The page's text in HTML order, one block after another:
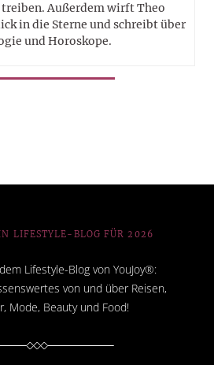
Außerdem wirft Theo
in die Sterne und schreibt über
und Horoskope.
LIFESTYLE-BLOG FÜR 2026
Lifestyle-Blog von YouJoy®:
von und über Reisen,
Mode, Beauty und Food!